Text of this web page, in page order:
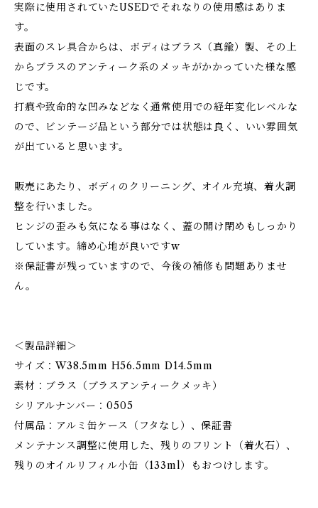
実際に使用されていたUSEDでそれなりの使用感はありま
す。
表面のスレ具合からは、ボディはブラス（真鍮）製、その上
からブラスのアンティーク系のメッキがかかっていた様な感
じです。
打痕や致命的な凹みなどなく通常使用での経年変化レベルな
ので、ビンテージ品という部分では状態は良く、いい雰囲気
が出ていると思います。
販売にあたり、ボディのクリーニング、オイル充填、着火調
整を行いました。
ヒンジの歪みも気になる事はなく、蓋の開け閉めもしっかり
しています。締め心地が良いですw
※保証書が残っていますので、今後の補修も問題ありませ
ん。
＜製品詳細＞
サイズ：W38.5mm H56.5mm D14.5mm
素材：ブラス（ブラスアンティークメッキ）
シリアルナンバー：0505
付属品：アルミ缶ケース（フタなし）、保証書
メンテナンス調整に使用した、残りのフリント（着火石）、
残りのオイルリフィル小缶（133ml）もおつけします。